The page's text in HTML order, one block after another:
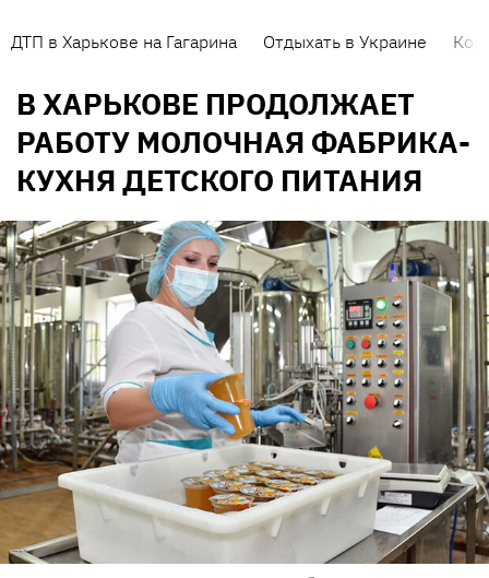
ДТП в Харькове на Гагарина Отдыхать в Украине
В ХАРЬКОВЕ ПРОДОЛЖАЕТ
РАБОТУ МОЛОЧНАЯ ФАБРИКА-
КУХНЯ ДЕТСКОГО ПИТАНИЯ